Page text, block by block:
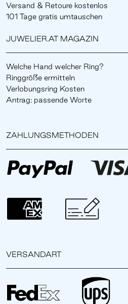
Versand & Retoure kostenlos
101 Tage gratis umtauschen
JUWELIER.AT MAGAZIN
Welche Hand welcher Ring?
Ringgröße ermitteln
Verlobungsring Kosten
Antrag: passende Worte
ZAHLUNGSMETHODEN
VERSANDART